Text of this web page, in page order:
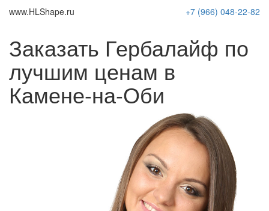
www.HLShape.ru +7 (966) 048-22-82
Заказать Гербалайф по
лучшим ценам в
Камене-на-Оби